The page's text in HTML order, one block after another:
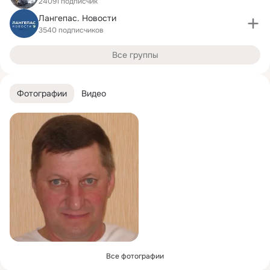
Фотографии Видео
Все фотографии
Лангепас. Новости
3540 подписчиков
Все группы